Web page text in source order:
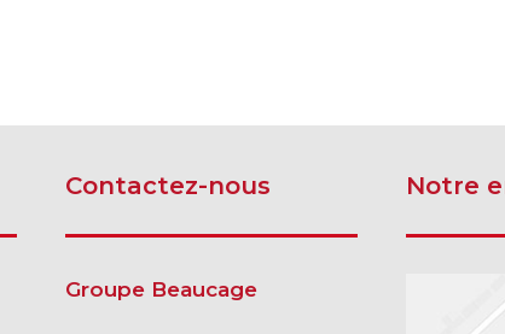
Contactez-nous
Groupe Beaucage
Notre